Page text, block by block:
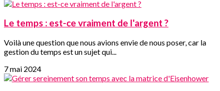
Le temps : est-ce vraiment de l'argent ?
Voilà une question que nous avions envie de nous poser, car la
gestion du temps est un sujet qui...
7 mai 2024